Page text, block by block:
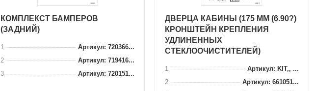
КОМПЛЕКСТ БАМПЕРОВ
(ЗАДНИЙ)
1
Артикул: 720366...
2
Артикул: 719416...
3
Артикул: 720151...
ДВЕРЦА КАБИНЫ (175 ММ (6.90?)
КРОНШТЕЙН КРЕПЛЕНИЯ
УДЛИНЕННЫХ
СТЕКЛООЧИСТИТЕЛЕЙ)
1
Артикул: KIT,, ...
2
Артикул: 661051...